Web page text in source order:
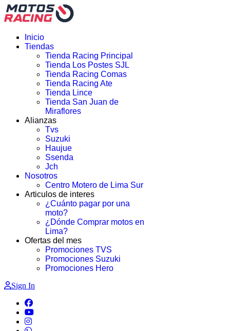
Inicio
Tiendas
Tienda Racing Principal
Tienda Los Postes SJL
Tienda Racing Comas
Tienda Racing Ate
Tienda Lince
Tienda San Juan de
Miraflores
Alianzas
Tvs
Suzuki
Haujue
Ssenda
Jch
Nosotros
Centro Motero de Lima Sur
Articulos de interes
¿Cuánto pagar por una
moto?
¿Dónde Comprar motos en
Lima?
Ofertas del mes
Promociones TVS
Promociones Suzuki
Promociones Hero
Sign In